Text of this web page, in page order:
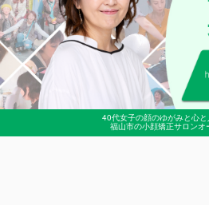
40代女子の顔のゆがみと心
福山市の小顔矯正サロンオ